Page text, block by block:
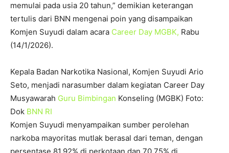
memulai pada usia 20 tahun,” demikian keterangan
tertulis dari BNN mengenai poin yang disampaikan
Komjen Suyudi dalam acara Career Day MGBK, Rabu
(14/1/2026).
Kepala Badan Narkotika Nasional, Komjen Suyudi Ario
Seto, menjadi narasumber dalam kegiatan Career Day
Musyawarah Guru Bimbingan Konseling (MGBK) Foto:
Dok BNN RI
Komjen Suyudi menyampaikan sumber perolehan
narkoba mayoritas mutlak berasal dari teman, dengan